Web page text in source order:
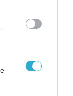
λόγος της